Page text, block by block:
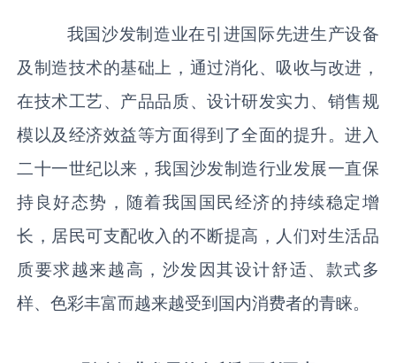
我国沙发制造业在引进国际先进生产设备
及制造技术的基础上，通过消化、吸收与改进，
在技术工艺、产品品质、设计研发实力、销售规
模以及经济效益等方面得到了全面的提升。进入
二十一世纪以来，我国沙发制造行业发展一直保
持良好态势，随着我国国民经济的持续稳定增
长，居民可支配收入的不断提高，人们对生活品
质要求越来越高，沙发因其设计舒适、款式多
样、色彩丰富而越来越受到国内消费者的青睐。